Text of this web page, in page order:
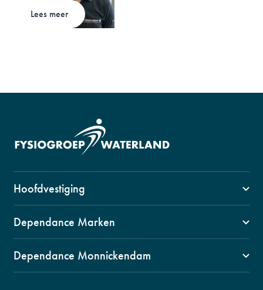
Lees meer
Hoofdvestiging
Swaensborch 11c
0299 653 499
info@fysiogroepwaterland.nl
Dependance Marken
Kerkbuurt 90
Dependance Monnickendam